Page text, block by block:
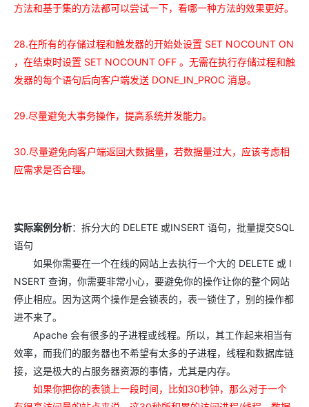
方法和基于集的方法都可以尝试一下，看哪一种方法的效果更好。
28.在所有的存储过程和触发器的开始处设置 SET NOCOUNT ON
，在结束时设置 SET NOCOUNT OFF 。无需在执行存储过程和触
发器的每个语句后向客户端发送 DONE_IN_PROC 消息。
29.尽量避免大事务操作，提高系统并发能力。
30.尽量避免向客户端返回大数据量，若数据量过大，应该考虑相
应需求是否合理。
实际案例分析：拆分大的 DELETE 或INSERT 语句，批量提交SQL
语句
如果你需要在一个在线的网站上去执行一个大的 DELETE 或 I
NSERT 查询，你需要非常小心，要避免你的操作让你的整个网站
停止相应。因为这两个操作是会锁表的，表一锁住了，别的操作都
进不来了。
Apache 会有很多的子进程或线程。所以，其工作起来相当有
效率，而我们的服务器也不希望有太多的子进程，线程和数据库链
接，这是极大的占服务器资源的事情，尤其是内存。
如果你把你的表锁上一段时间，比如30秒钟，那么对于一个